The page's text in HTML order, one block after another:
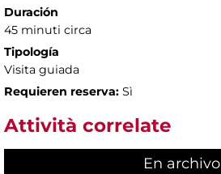
Duración
45 minuti circa
Tipología
Visita guiada
Requieren reserva: Sì
Attività correlate
En archivo